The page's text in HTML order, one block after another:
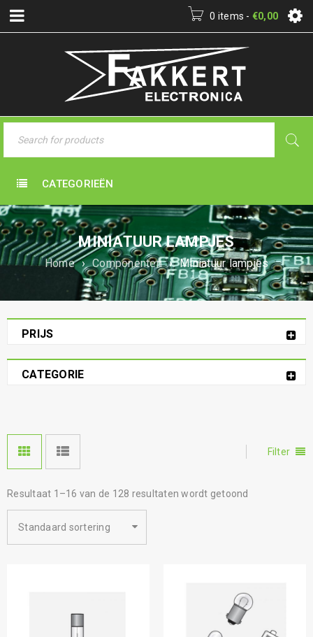
0 items - €0,00
CATEGORIEËN
MINIATUUR LAMPJES
Home › Componenten › Miniatuur lampjes
PRIJS
CATEGORIE
Filter
Resultaat 1–16 van de 128 resultaten wordt getoond
Standaard sortering